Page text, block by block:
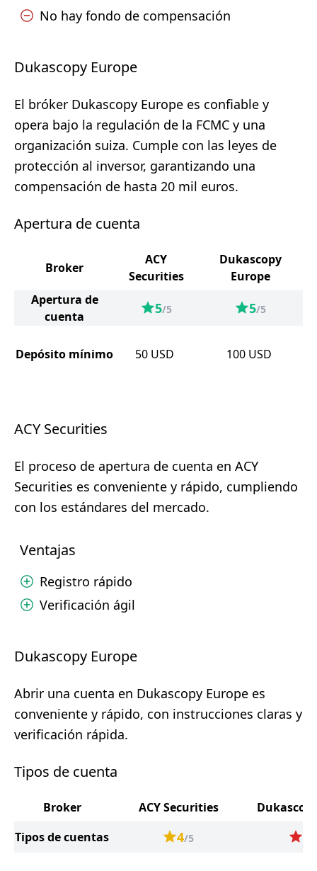
No hay fondo de compensación
Dukascopy Europe
El bróker Dukascopy Europe es confiable y
opera bajo la regulación de la FCMC y una
organización suiza. Cumple con las leyes de
protección al inversor, garantizando una
compensación de hasta 20 mil euros.
Apertura de cuenta
Broker
ACY
Securities
Dukascopy
Europe
Apertura de
cuenta
5/5 5/5
Depósito mínimo 50 USD 100 USD
ACY Securities
El proceso de apertura de cuenta en ACY
Securities es conveniente y rápido, cumpliendo
con los estándares del mercado.
Ventajas
Registro rápido
Verificación ágil
Dukascopy Europe
Abrir una cuenta en Dukascopy Europe es
conveniente y rápido, con instrucciones claras y
verificación rápida.
Tipos de cuenta
Broker ACY Securities
Tipos de cuentas
4/5